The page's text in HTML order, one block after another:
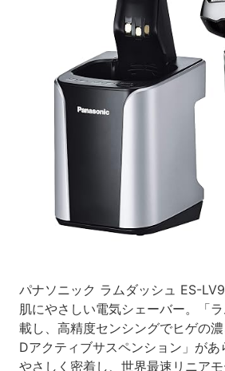
パナソニック ラムダッシュ ES-
肌にやさしい電気シェーバー。「
載し、高精度センシングでヒゲの
Dアクティブサスペンション」があ
やさしく密着し、世界最速リニア